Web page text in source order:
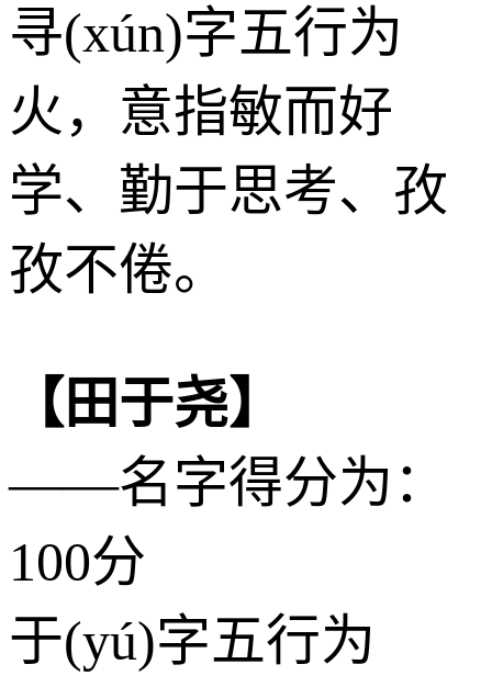
寻(xún)字五行为
火 ，意指敏而好
学、勤于思考、孜
孜不倦。
【田于尧】
——名字得分为：
100分
于(yú)字五行为